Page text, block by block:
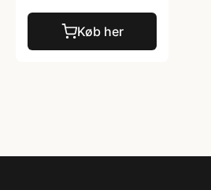
Køb her